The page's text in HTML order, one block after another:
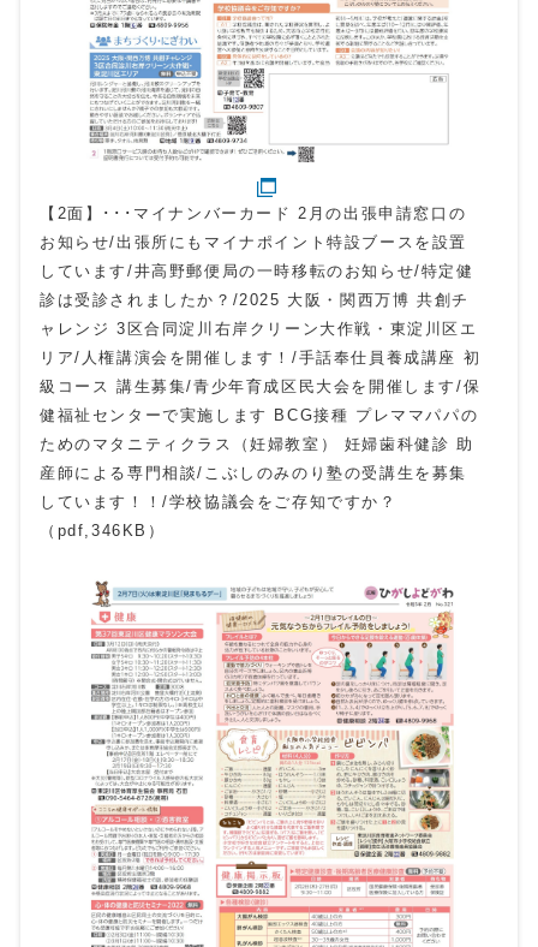
【2面】･･･マイナンバーカード 2月の出張申請窓口の
お知らせ/出張所にもマイナポイント特設ブースを設置
しています/井高野郵便局の一時移転のお知らせ/特定健
診は受診されましたか？/2025 大阪・関西万博 共創チ
ャレンジ 3区合同淀川右岸クリーン大作戦・東淀川区エ
リア/人権講演会を開催します！/手話奉仕員養成講座 初
級コース 講生募集/青少年育成区民大会を開催します/保
健福祉センターで実施します BCG接種 プレママパパの
ためのマタニティクラス（妊婦教室） 妊婦歯科健診 助
産師による専門相談/こぶしのみのり塾の受講生を募集
しています！！/学校協議会をご存知ですか？
（pdf,346KB）